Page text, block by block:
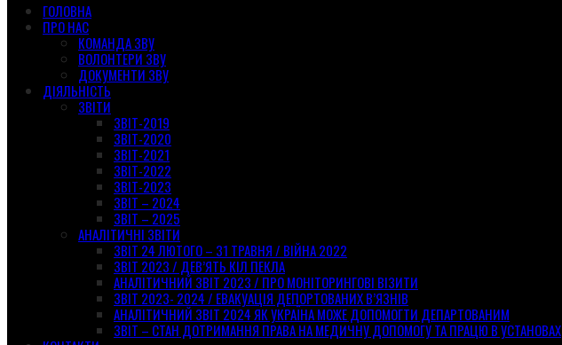
ГОЛОВНА
ПРО НАС
КОМАНДА ЗВУ
ВОЛОНТЕРИ ЗВУ
ДОКУМЕНТИ ЗВУ
ДІЯЛЬНІСТЬ
ЗВІТИ
ЗВІТ-2019
ЗВІТ-2020
ЗВІТ-2021
ЗВІТ-2022
ЗВІТ-2023
ЗВІТ – 2024
ЗВІТ – 2025
АНАЛІТИЧНІ ЗВІТИ
ЗВІТ 24 ЛЮТОГО – 31 ТРАВНЯ / ВІЙНА 2022
ЗВІТ 2023 / ДЕВ’ЯТЬ КІЛ ПЕКЛА
АНАЛІТИЧНИЙ ЗВІТ 2023 / ПРО МОНІТОРИНГОВІ ВІЗИТИ
ЗВІТ 2023- 2024 / ЕВАКУАЦІЯ ДЕПОРТОВАНИХ В’ЯЗНІВ
АНАЛІТИЧНИЙ ЗВІТ 2024 ЯК УКРАЇНА МОЖЕ ДОПОМОГТИ ДЕПАРТОВАНИМ
ЗВІТ – СТАН ДОТРИМАННЯ ПРАВА НА МЕДИЧНУ ДОПОМОГУ ТА ПРАЦЮ В УСТАНОВАХ